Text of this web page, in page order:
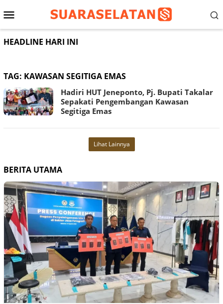
ke
Menu
Mobile
HEADLINE HARI INI
TAG: KAWASAN SEGITIGA EMAS
Hadiri HUT Jeneponto, Pj. Bupati Takalar
Sepakati Pengembangan Kawasan
Segitiga Emas
Lihat Lainnya
BERITA UTAMA